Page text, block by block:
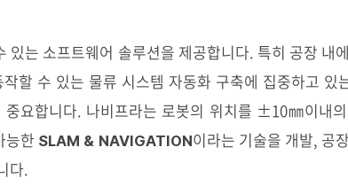
있는 소프트웨어 솔루션을 제공합니다. 특히 공장 내
할 수 있는 물류 시스템 자동화 구축에 집중하고 있
요합니다. 나비프라는 로봇의 위치를 ±10㎜이내
능한 SLAM & NAVIGATION이라는 기술을 개발, 공
다.